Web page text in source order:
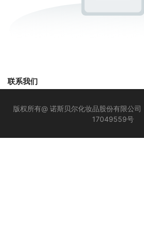
联系我们
版权所有@ 诺斯贝尔化妆品股份有限公司 |
17049559号